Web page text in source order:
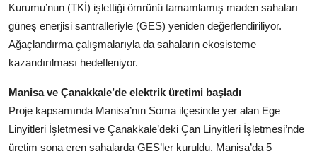
Kurumu’nun (TKİ) işlettiği ömrünü tamamlamış maden sahaları
güneş enerjisi santralleriyle (GES) yeniden değerlendiriliyor.
Ağaçlandırma çalışmalarıyla da sahaların ekosisteme
kazandırılması hedefleniyor.
Manisa ve Çanakkale’de elektrik üretimi başladı
Proje kapsamında Manisa’nın Soma ilçesinde yer alan Ege
Linyitleri İşletmesi ve Çanakkale’deki Çan Linyitleri İşletmesi’nde
üretim sona eren sahalarda GES’ler kuruldu. Manisa’da 5